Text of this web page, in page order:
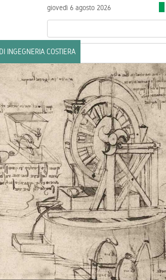
INGEGNERIA COSTIERA
giovedì 6 agosto 2026